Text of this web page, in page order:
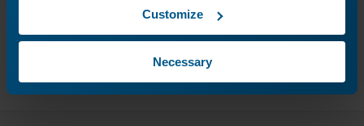
Customize
Necessary
Sí